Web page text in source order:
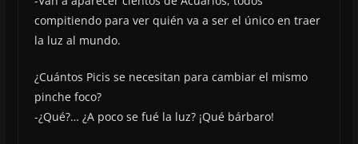
compitiendo para ver quién va a ser el único en traer
la luz al mundo.
¿Cuántos Picis se necesitan para cambiar el mismo
pinche foco?
-¿Qué?… ¿A poco se fué la luz? ¡Qué bárbaro!